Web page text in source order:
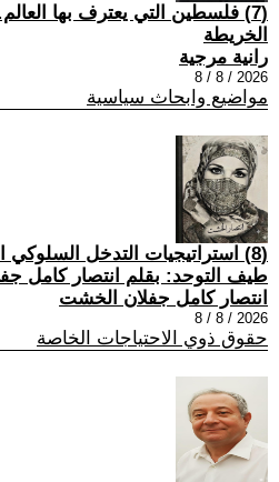
(7) فلسطين التي يعترف بها
الخريطة
رانية مرجية
2026 / 8 / 8
مواضيع وابحاث سياسية
(8) استراتيجيات التدخل السلوكي
طيف التوحد: بقلم انتصار كامل
انتصار كامل جفلان الخشت
2026 / 8 / 8
حقوق ذوي الاحتياجات الخاصة